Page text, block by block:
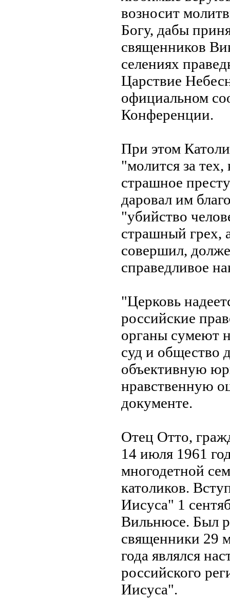
возносит
Богу, дабы
священников
селениях
Царствие
официальном
Конференции.
При этом
"молится за
страшное
даровал им
"убийство
страшный грех,
совершил,
справедливое
"Церковь
российские
органы сумеют
суд и общество
объективную
нравственную
документе.
Отец Отто,
14 июля 1961
многодетной
католиков.
Иисуса" 1
Вильнюсе. Был
священники 29
года являлся
российского
Иисуса".